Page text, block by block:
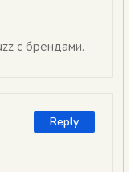
с брендами.
Reply